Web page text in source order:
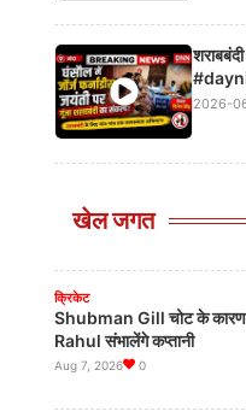
2026-
खेल जगत
खेल
Neeraj Chopra बने UBS
10 लाख बच्चों को जोड़ने का लक्ष्य
Aug 7, 2026 0
खेल
Aug 7, 2026
क्रिकेट
Shubman Gill चोट के कारण
Rahul संभालेंगे कप्तानी
Aug 7, 2026 0